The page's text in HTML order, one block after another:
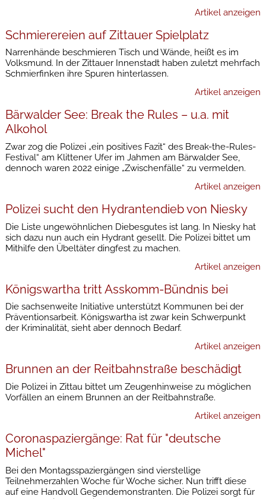
Artikel anzeigen
Schmierereien auf Zittauer Spielplatz
Narrenhände beschmieren Tisch und Wände, heißt es im
Volksmund. In der Zittauer Innenstadt haben zuletzt mehrfach
Schmierfinken ihre Spuren hinterlassen.
Artikel anzeigen
Bärwalder See: Break the Rules – u.a. mit
Alkohol
Zwar zog die Polizei „ein positives Fazit“ des Break-the-Rules-
Festival“ am Klittener Ufer im Jahmen am Bärwalder See,
dennoch waren 2022 einige „Zwischenfälle“ zu vermelden.
Artikel anzeigen
Polizei sucht den Hydrantendieb von Niesky
Die Liste ungewöhnlichen Diebesgutes ist lang. In Niesky hat
sich dazu nun auch ein Hydrant gesellt. Die Polizei bittet um
Mithilfe den Übeltäter dingfest zu machen.
Artikel anzeigen
Königswartha tritt Asskomm-Bündnis bei
Die sachsenweite Initiative unterstützt Kommunen bei der
Präventionsarbeit. Königswartha ist zwar kein Schwerpunkt
der Kriminalität, sieht aber dennoch Bedarf.
Artikel anzeigen
Brunnen an der Reitbahnstraße beschädigt
Die Polizei in Zittau bittet um Zeugenhinweise zu möglichen
Vorfällen an einem Brunnen an der Reitbahnstraße.
Artikel anzeigen
Coronaspaziergänge: Rat für "deutsche
Michel"
Bei den Montagsspaziergängen sind vierstellige
Teilnehmerzahlen Woche für Woche sicher. Nun trifft diese
auf eine Handvoll Gegendemonstranten. Die Polizei sorgt für